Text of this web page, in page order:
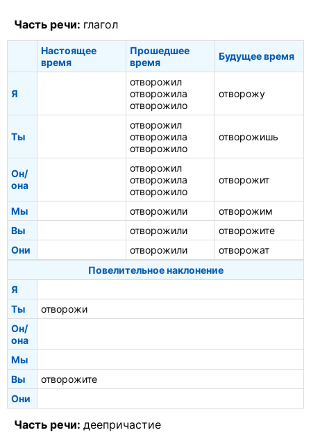
Часть речи: глагол
Настоящее
время
Прошедшее
время
Будущее время
Я
отворожил
отворожила
отворожило
отворожу
Ты
отворожил
отворожила
отворожило
отворожишь
Он/
она
отворожил
отворожила
отворожило
отворожит
Мы отворожили
отворожим
Вы
отворожили
отворожите
Они
отворожили
отворожат
Повелительное наклонение
Я
Ты
отворожи
Он/
она
Мы
Вы
отворожите
Они
Часть речи: деепричастие